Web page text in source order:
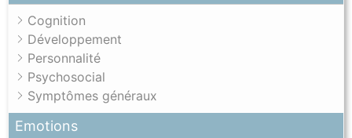
Cognition
Développement
Personnalité
Psychosocial
Symptômes généraux
Emotions